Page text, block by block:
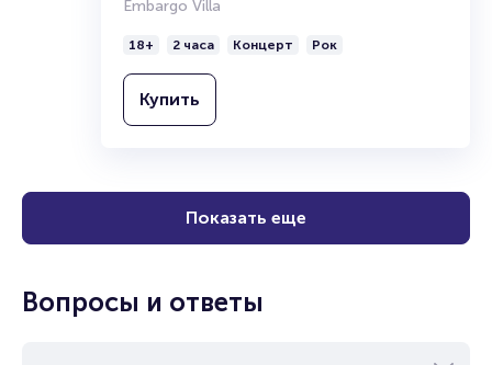
Embargo Villa
18+ 2 часа Концерт Рок
Купить
Показать еще
Вопросы и ответы